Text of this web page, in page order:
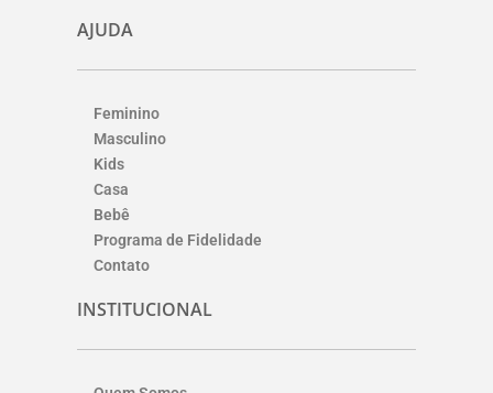
AJUDA
Feminino
Masculino
Kids
Casa
Bebê
Programa de Fidelidade
Contato
INSTITUCIONAL